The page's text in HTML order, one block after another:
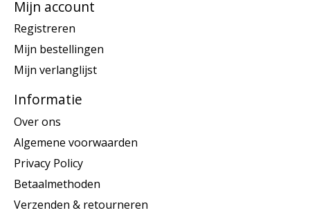
Mijn account
Registreren
Mijn bestellingen
Mijn verlanglijst
Informatie
Over ons
Algemene voorwaarden
Privacy Policy
Betaalmethoden
Verzenden & retourneren